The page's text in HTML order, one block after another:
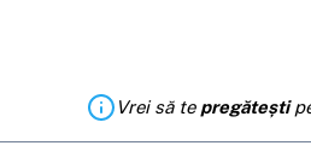
Vrei să te pregătești